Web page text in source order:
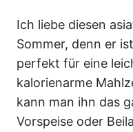
Ich liebe diesen
Sommer, denn er
perfekt für eine
kalorienarme
kann man ihn das
Vorspeise oder